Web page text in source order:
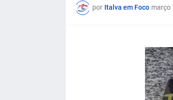
por Italva em Foco março